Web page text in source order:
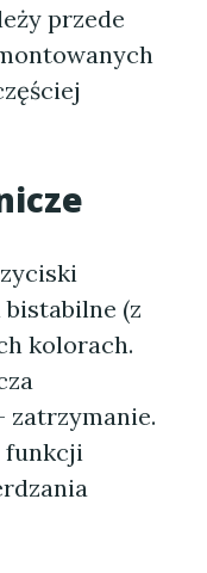
przede
(z
kolorach.
zatrzymanie.
funkcji